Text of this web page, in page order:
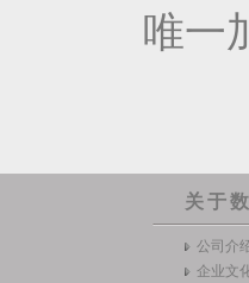
唯一
关于
公司介
企业文